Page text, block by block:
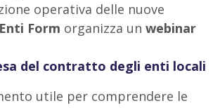
operativa delle nuove
Enti Form organizza un webinar
del contratto degli enti locali
utile per comprendere le